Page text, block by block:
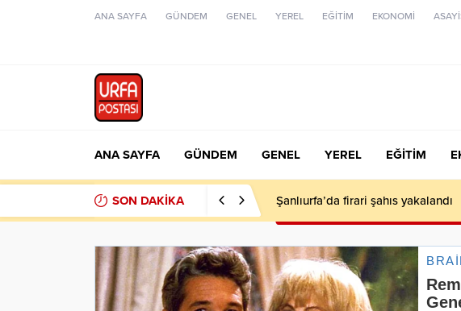
ANA SAYFA GÜNDEM GENEL YEREL EĞİTİM EKONOMİ
ANA SAYFA GÜNDEM GENEL YEREL EĞİTİM
SON DAKİKA Siverek’te tır ile hafif ticari araç